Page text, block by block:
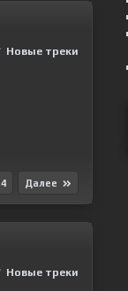
Новые треки
4 Далее
Новые треки